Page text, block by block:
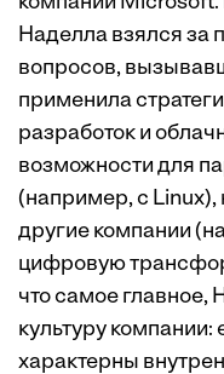
Наделла взялся за
вопросов,
применила
разработок и
возможности для
(например, с Linux),
другие компании
цифровую
что самое
культуру
характерны